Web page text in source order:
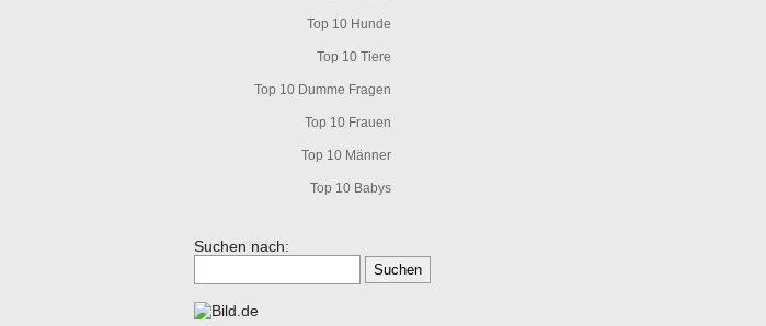
Top 10 Hunde
Top 10 Tiere
Top 10 Dumme Fragen
Top 10 Frauen
Top 10 Männer
Top 10 Babys
Suchen nach: